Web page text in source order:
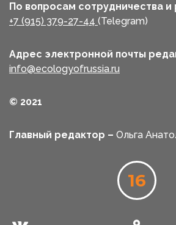
По вопросам сотрудничества
+7 (915) 379-27-44 (Telegram)
Адрес электронной почты
info@ecologyofrussia.ru
© 2021
Главный редактор – Ольга
16